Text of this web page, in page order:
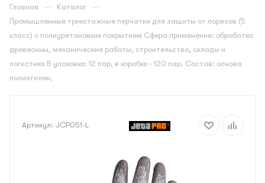
Главная — Каталог —
Промышленные трикотажные перчатки для защиты от порезов (5
класс) с полиуретановым покрытием Сфера применения: обработка
древесины, механические работы, строительство, склады и
логистика В упаковке: 12 пар, в коробке - 120 пар. Состав: основа
полиэтилен,
Артикул: JCP051-L